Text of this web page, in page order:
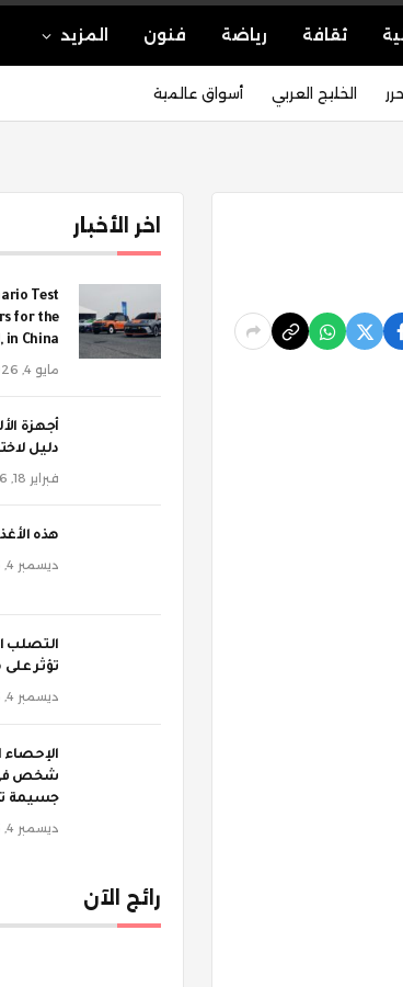
ثقافة رياضة فنون المزيد
الخليج العربي أسواق عالمية
اخر الأخبار
Test
for the
in China
مايو 4, 2026
أجهزة
دليل
فبراير 18, 2026
‫هذه
ديسمبر 4, 2025
‫التصلب
تؤثر
ديسمبر 4, 2025
شخص في
جسيمة
ديسمبر 4, 2025
رائج الآن